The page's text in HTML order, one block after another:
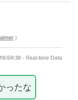
ったな